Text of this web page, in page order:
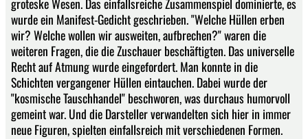
wurde ein Manifest-Gedicht geschrieben. "Welche Hüllen erben
wir? Welche wollen wir ausweiten, aufbrechen?" waren die
weiteren Fragen, die die Zuschauer beschäftigten. Das universelle
Recht auf Atmung wurde eingefordert. Man konnte in die
Schichten vergangener Hüllen eintauchen. Dabei wurde der
"kosmische Tauschhandel" beschworen, was durchaus humorvoll
gemeint war. Und die Darsteller verwandelten sich hier in immer
neue Figuren, spielten einfallsreich mit verschiedenen Formen.